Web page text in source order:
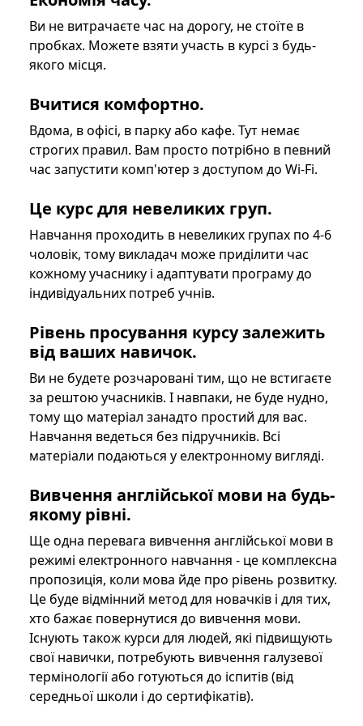
Ви не витрачаєте час на дорогу, не стоїте в
пробках. Можете взяти участь в курсі з будь-
якого місця.
Вчитися комфортно.
Вдома, в офісі, в парку або кафе. Тут немає
строгих правил. Вам просто потрібно в певний
час запустити комп'ютер з доступом до Wi-Fi.
Це курс для невеликих груп.
Навчання проходить в невеликих групах по 4-6
чоловік, тому викладач може приділити час
кожному учаснику і адаптувати програму до
індивідуальних потреб учнів.
Рівень просування курсу залежить
від ваших навичок.
Ви не будете розчаровані тим, що не встигаєте
за рештою учасників. І навпаки, не буде нудно,
тому що матеріал занадто простий для вас.
Навчання ведеться без підручників. Всі
матеріали подаються у електронному вигляді.
Вивчення англійської мови на будь-
якому рівні.
Ще одна перевага вивчення англійської мови в
режимі електронного навчання - це комплексна
пропозиція, коли мова йде про рівень розвитку.
Це буде відмінний метод для новачків і для тих,
хто бажає повернутися до вивчення мови.
Існують також курси для людей, які підвищують
свої навички, потребують вивчення галузевої
термінології або готуються до іспитів (від
середньої школи і до сертифікатів).